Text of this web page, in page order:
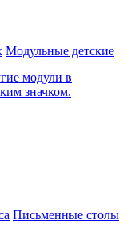
Модульные детские
модули в
значком.
Письменные столы